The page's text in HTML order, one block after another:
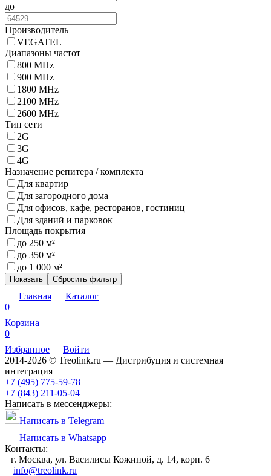
до
Производитель
VEGATEL
Диапазоны частот
800 MHz
900 MHz
1800 MHz
2100 MHz
2600 MHz
Тип сети
2G
3G
4G
Назначение репитера / комплекта
Для квартир
Для загородного дома
Для офисов, кафе, ресторанов, гостиниц
Для зданий и парковок
Площадь покрытия
до 250 м²
до 350 м²
до 1 000 м²
Показать Сбросить фильтр
Главная
Каталог
0
Корзина
0
Избранное
Войти
2014-2026 © Treolink.ru — Дистрибуция и системная
интеграция
+7 (495) 775-59-78
+7 (843) 211-05-04
Написать в мессенджеры:
Написать в Telegram
Написать в Whatsapp
Контакты:
г. Москва, ул. Василисы Кожиной, д. 14, корп. 6
info@treolink.ru